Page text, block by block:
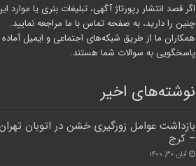
اگر قصد انتشار رپورتاژ آگهی، تبلیغات بنری یا موارد
چنین را دارید، به صفحه تماس با ما مراجعه نمایید.
همکاران ما از طریق شبکه‌های اجتماعی و ایمیل آماده
پاسخگویی به سوالات شما هستند.
نوشته‌های اخیر
بازداشت عوامل زورگیری خشن در اتوبان
– کرج
آبان ۳۰, ۱۴۰۰